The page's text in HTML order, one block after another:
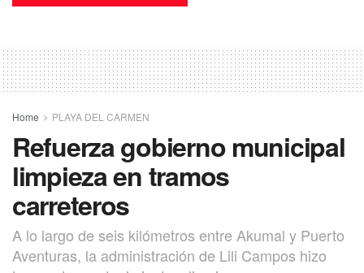
Home PLAYA DEL CARMEN
Refuerza gobierno municipal
limpieza en tramos
carreteros
A lo largo de seis kilómetros entre Akumal y Puerto
Aventuras, la administración de Lili Campos hizo